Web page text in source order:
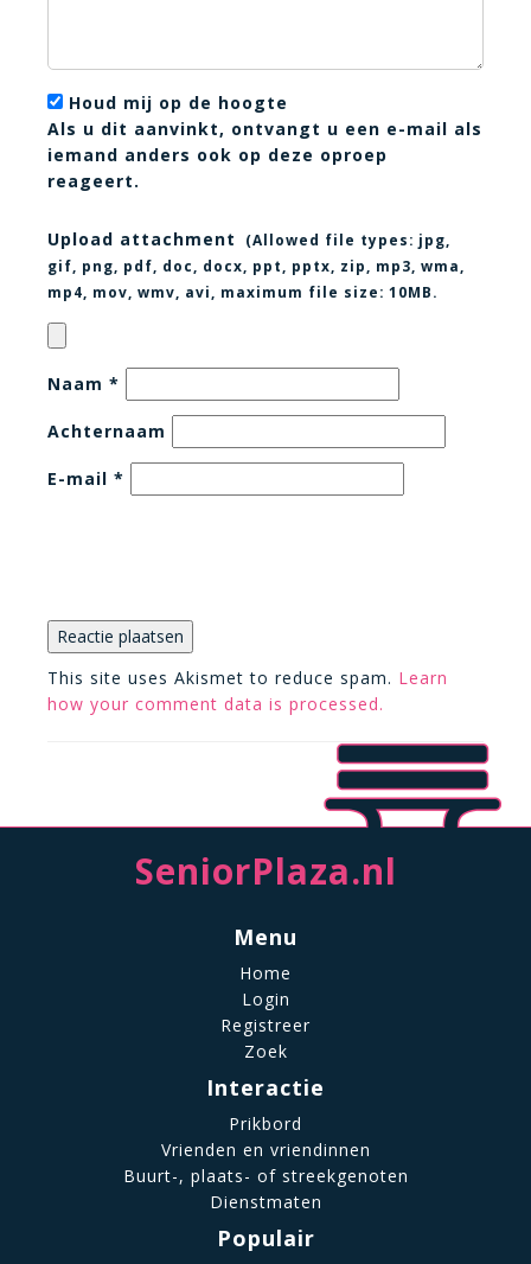
Houd mij op de hoogte
Als u dit aanvinkt, ontvangt u een e-mail als
iemand anders ook op deze oproep
reageert.
Upload attachment (Allowed file types: jpg,
gif, png, pdf, doc, docx, ppt, pptx, zip, mp3, wma,
mp4, mov, wmv, avi
, maximum file size: 10MB.
Naam *
Achternaam
E-mail *
This site uses Akismet to reduce spam. Learn
how your comment data is processed.
SeniorPlaza.nl
Menu
Home
Login
Registreer
Zoek
Interactie
Prikbord
Vrienden en vriendinnen
Buurt-, plaats- of streekgenoten
Dienstmaten
Populair